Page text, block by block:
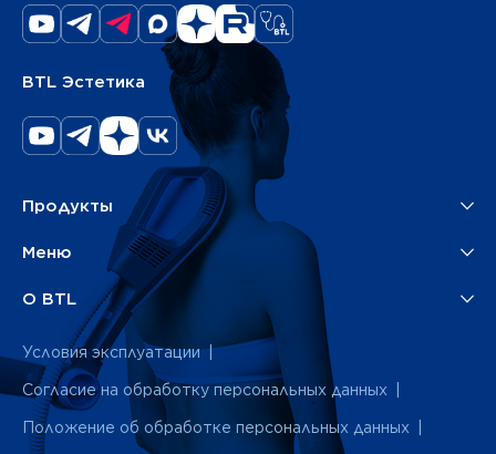
Продукты
Меню
BTL Эстетика
О BTL
Условия эксплуатации
Согласие на обработку персональных данных
Положение об обработке персональных данных